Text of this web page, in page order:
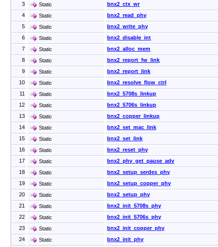
3
Static
bnx2_ctx_wr
4
Static
bnx2_read_phy
5
Static
bnx2_write_phy
6
Static
bnx2_disable_int
7
Static
bnx2_alloc_mem
8
Static
bnx2_report_fw_link
9
Static
bnx2_report_link
10
Static
bnx2_resolve_flow_ctrl
11
Static
bnx2_5708s_linkup
12
Static
bnx2_5706s_linkup
13
Static
bnx2_copper_linkup
14
Static
bnx2_set_mac_link
15
Static
bnx2_set_link
16
Static
bnx2_reset_phy
17
Static
bnx2_phy_get_pause_adv
18
Static
bnx2_setup_serdes_phy
19
Static
bnx2_setup_copper_phy
20
Static
bnx2_setup_phy
21
Static
bnx2_init_5708s_phy
22
Static
bnx2_init_5706s_phy
23
Static
bnx2_init_copper_phy
24
Static
bnx2_init_phy